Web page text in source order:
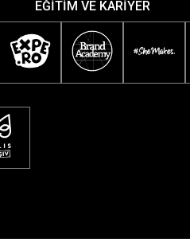
EĞİTİM VE KARİYER